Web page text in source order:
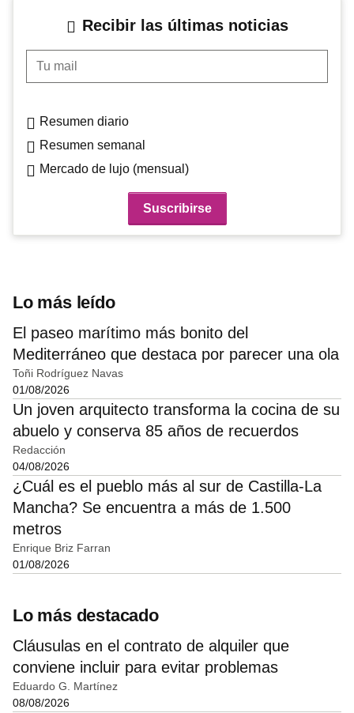
Recibir las últimas noticias
Tu mail
Resumen diario
Resumen semanal
Mercado de lujo (mensual)
Lo más leído
El paseo marítimo más bonito del
Mediterráneo que destaca por parecer una ola
Toñi Rodríguez Navas
01/08/2026
Un joven arquitecto transforma la cocina de su
abuelo y conserva 85 años de recuerdos
Redacción
04/08/2026
¿Cuál es el pueblo más al sur de Castilla-La
Mancha? Se encuentra a más de 1.500
metros
Enrique Briz Farran
01/08/2026
Lo más destacado
Cláusulas en el contrato de alquiler que
conviene incluir para evitar problemas
Eduardo G. Martínez
08/08/2026